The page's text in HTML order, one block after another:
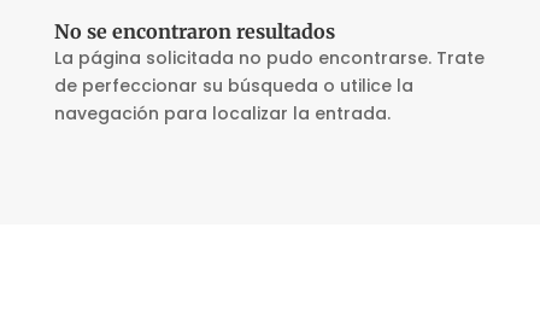
No se encontraron resultados
La página solicitada no pudo encontrarse. Trate
de perfeccionar su búsqueda o utilice la
navegación para localizar la entrada.